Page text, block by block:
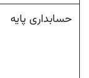
حسابداری پایه